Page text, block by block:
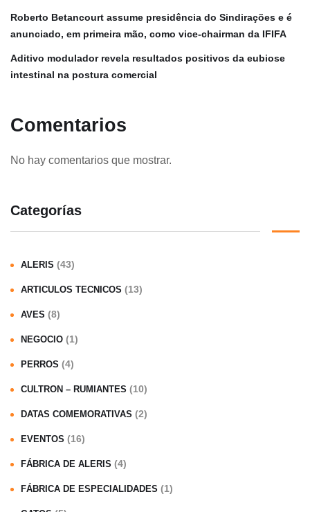
Roberto Betancourt assume presidência do Sindirações e é
anunciado, em primeira mão, como vice-chairman da IFIFA
Aditivo modulador revela resultados positivos da eubiose
intestinal na postura comercial
Comentarios
No hay comentarios que mostrar.
Categorías
ALERIS (43)
ARTICULOS TECNICOS (13)
AVES (8)
NEGOCIO (1)
PERROS (4)
CULTRON – RUMIANTES (10)
DATAS COMEMORATIVAS (2)
EVENTOS (16)
FÁBRICA DE ALERIS (4)
FÁBRICA DE ESPECIALIDADES (1)